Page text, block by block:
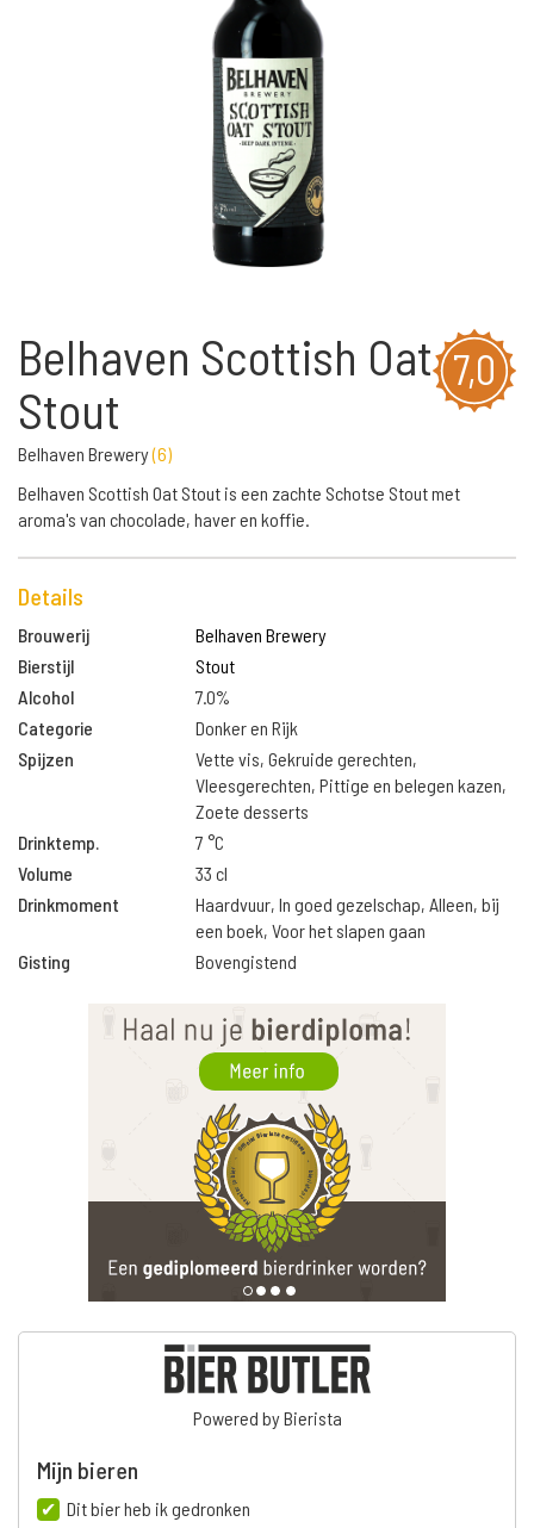
7,0
Belhaven Scottish Oat
Stout
Belhaven Brewery(6)
Belhaven Scottish Oat Stout is een zachte Schotse Stout met
aroma's van chocolade, haver en koffie.
Details
Brouwerij
Belhaven Brewery
Bierstijl
Stout
Alcohol
7.0%
Categorie
Donker en Rijk
Spijzen
Vette vis, Gekruide gerechten,
Vleesgerechten, Pittige en belegen kazen,
Zoete desserts
Drinktemp.
7 °C
Volume
33 cl
Drinkmoment
Haardvuur, In goed gezelschap, Alleen, bij
een boek, Voor het slapen gaan
Gisting
Bovengistend
Powered by Bierista
Mijn bieren
Dit bier heb ik gedronken